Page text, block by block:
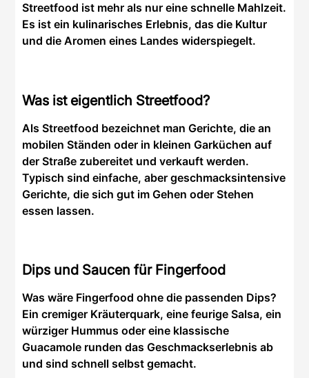
Streetfood ist mehr als nur eine schnelle Mahlzeit.
Es ist ein kulinarisches Erlebnis, das die Kultur
und die Aromen eines Landes widerspiegelt.
Was ist eigentlich Streetfood?
Als Streetfood bezeichnet man Gerichte, die an
mobilen Ständen oder in kleinen Garküchen auf
der Straße zubereitet und verkauft werden.
Typisch sind einfache, aber geschmacksintensive
Gerichte, die sich gut im Gehen oder Stehen
essen lassen.
Dips und Saucen für Fingerfood
Was wäre Fingerfood ohne die passenden Dips?
Ein cremiger Kräuterquark, eine feurige Salsa, ein
würziger Hummus oder eine klassische
Guacamole runden das Geschmackserlebnis ab
und sind schnell selbst gemacht.